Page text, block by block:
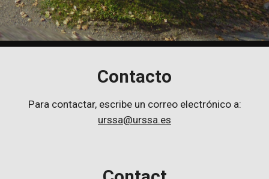
Contacto
Para contactar, escribe un correo electrónico a:
urssa@urssa.es